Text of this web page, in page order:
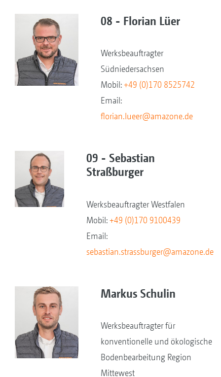
08 - Florian Lüer
Werksbeauftragter
Südniedersachsen
Mobil:+49 (0)170 8525742
Email:
florian.lueer@amazone.de
09 - Sebastian
Straßburger
Werksbeauftragter Westfalen
Mobil:+49 (0)170 9100439
Email:
sebastian.strassburger@amazone.de
Markus Schulin
Werksbeauftragter für
konventionelle und ökologische
Bodenbearbeitung Region
Mittewest